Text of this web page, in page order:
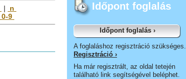
|
n
0-9
Időpont foglalás
Időpont foglalás ›
A foglaláshoz regisztráció szükséges.
Regisztráció ›
Ha már regisztrált, az oldal tetején
található link segítségével beléphet.